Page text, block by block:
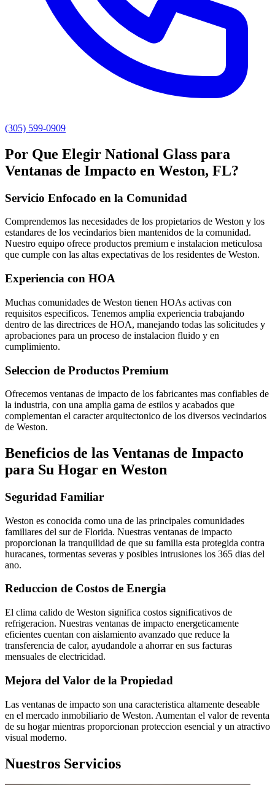
(305) 599-0909
Por Que Elegir National Glass para
Ventanas de Impacto en Weston, FL?
Servicio Enfocado en la Comunidad
Comprendemos las necesidades de los propietarios de Weston y los
estandares de los vecindarios bien mantenidos de la comunidad.
Nuestro equipo ofrece productos premium e instalacion meticulosa
que cumple con las altas expectativas de los residentes de Weston.
Experiencia con HOA
Muchas comunidades de Weston tienen HOAs activas con
requisitos especificos. Tenemos amplia experiencia trabajando
dentro de las directrices de HOA, manejando todas las solicitudes y
aprobaciones para un proceso de instalacion fluido y en
cumplimiento.
Seleccion de Productos Premium
Ofrecemos ventanas de impacto de los fabricantes mas confiables de
la industria, con una amplia gama de estilos y acabados que
complementan el caracter arquitectonico de los diversos vecindarios
de Weston.
Beneficios de las Ventanas de Impacto
para Su Hogar en Weston
Seguridad Familiar
Weston es conocida como una de las principales comunidades
familiares del sur de Florida. Nuestras ventanas de impacto
proporcionan la tranquilidad de que su familia esta protegida contra
huracanes, tormentas severas y posibles intrusiones los 365 dias del
ano.
Reduccion de Costos de Energia
El clima calido de Weston significa costos significativos de
refrigeracion. Nuestras ventanas de impacto energeticamente
eficientes cuentan con aislamiento avanzado que reduce la
transferencia de calor, ayudandole a ahorrar en sus facturas
mensuales de electricidad.
Mejora del Valor de la Propiedad
Las ventanas de impacto son una caracteristica altamente deseable
en el mercado inmobiliario de Weston. Aumentan el valor de reventa
de su hogar mientras proporcionan proteccion esencial y un atractivo
visual moderno.
Nuestros Servicios